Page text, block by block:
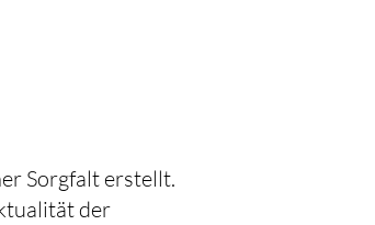
Sorgfalt erstellt.
der